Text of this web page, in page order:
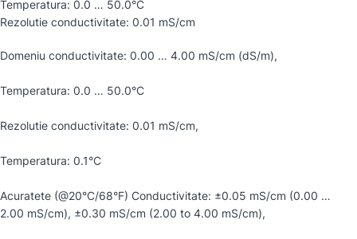
Temperatura: 0.0 … 50.0°C
Rezolutie conductivitate: 0.01 mS/cm
Domeniu conductivitate: 0.00 … 4.00 mS/cm (dS/m),
Temperatura: 0.0 … 50.0°C
Rezolutie conductivitate: 0.01 mS/cm,
Temperatura: 0.1°C
Acuratete (@20°C/68°F) Conductivitate: ±0.05 mS/cm (0.00 …
2.00 mS/cm), ±0.30 mS/cm (2.00 to 4.00 mS/cm),